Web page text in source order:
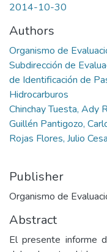
2014-10-30
Authors
Organismo de
Subdirección de
de Identificación de
Hidrocarburos
Chinchay Tuesta, Ady
Guillén Pantigozo,
Rojas Flores, Julio
Publisher
Organismo de
Abstract
El presente informe